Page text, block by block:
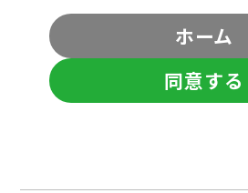
ホーム
同意する